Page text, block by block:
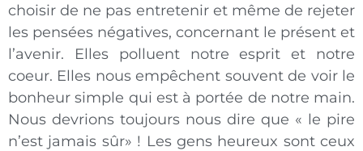
choisir de ne pas entretenir et même de rejeter
les pensées négatives, concernant le présent et
l’avenir. Elles polluent notre esprit et notre
coeur. Elles nous empêchent souvent de voir le
bonheur simple qui est à portée de notre main.
Nous devrions toujours nous dire que « le pire
n’est jamais sûr» ! Les gens heureux sont ceux